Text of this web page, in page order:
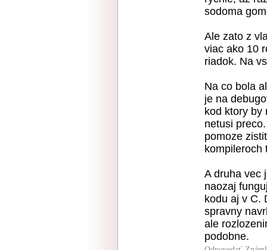
sodoma
Ale zato z
viac ako 10
riadok. Na
Na co bola
je na
kod ktory by
netusi
pomoze
kompileroch
A druha vec
naozaj
kodu aj v C.
spravny
ale
podobne.